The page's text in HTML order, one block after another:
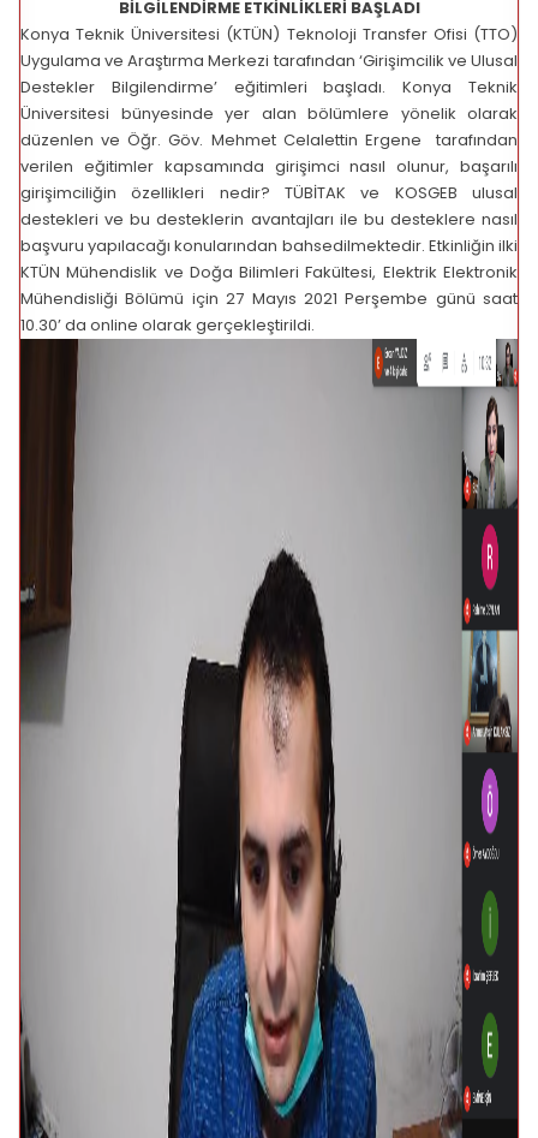
BİLGİLENDİRME ETKİNLİKLERİ BAŞLADI
Konya Teknik Üniversitesi (KTÜN) Teknoloji Transfer Ofisi (TTO)
Uygulama ve Araştırma Merkezi tarafından ‘Girişimcilik ve Ulusal
Destekler Bilgilendirme’ eğitimleri başladı. Konya Teknik
Üniversitesi bünyesinde yer alan bölümlere yönelik olarak
düzenlen ve Öğr. Göv. Mehmet Celalettin Ergene tarafından
verilen eğitimler kapsamında girişimci nasıl olunur, başarılı
girişimciliğin özellikleri nedir? TÜBİTAK ve KOSGEB ulusal
destekleri ve bu desteklerin avantajları ile bu desteklere nasıl
başvuru yapılacağı konularından bahsedilmektedir. Etkinliğin ilki
KTÜN Mühendislik ve Doğa Bilimleri Fakültesi, Elektrik Elektronik
Mühendisliği Bölümü için 27 Mayıs 2021 Perşembe günü saat
10.30’ da online olarak gerçekleştirildi.